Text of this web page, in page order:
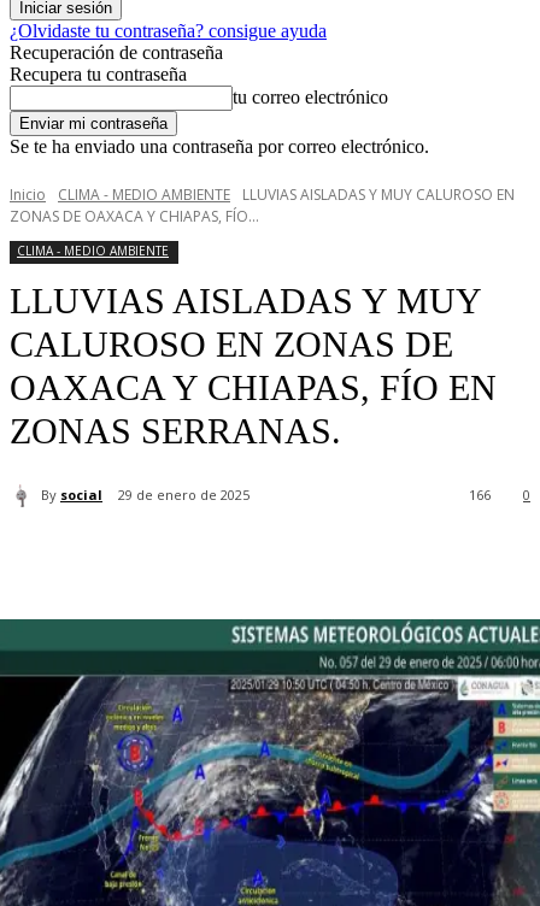
¿Olvidaste tu contraseña? consigue ayuda
Recuperación de contraseña
Recupera tu contraseña
tu correo electrónico
Se te ha enviado una contraseña por correo electrónico.
Inicio CLIMA - MEDIO AMBIENTE
LLUVIAS AISLADAS Y MUY CALUROSO EN
ZONAS DE OAXACA Y CHIAPAS, FÍO...
CLIMA - MEDIO AMBIENTE
LLUVIAS AISLADAS Y MUY
CALUROSO EN ZONAS DE
OAXACA Y CHIAPAS, FÍO EN
ZONAS SERRANAS.
By social 29 de enero de 2025 0
166